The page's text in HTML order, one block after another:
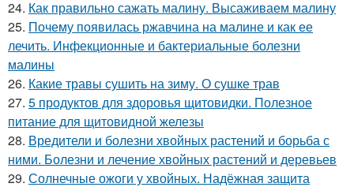
24. Как правильно сажать малину. Высаживаем малину
25. Почему появилась ржавчина на малине и как ее
лечить. Инфекционные и бактериальные болезни
малины
26. Какие травы сушить на зиму. О сушке трав
27. 5 продуктов для здоровья щитовидки. Полезное
питание для щитовидной железы
28. Вредители и болезни хвойных растений и борьба с
ними. Болезни и лечение хвойных растений и деревьев
29. Солнечные ожоги у хвойных. Надёжная защита